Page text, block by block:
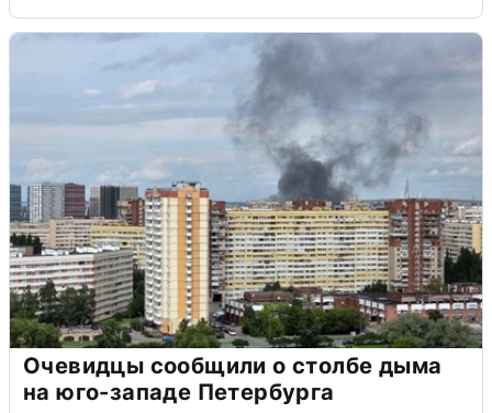
Очевидцы сообщили о столбе дыма
на юго-западе Петербурга